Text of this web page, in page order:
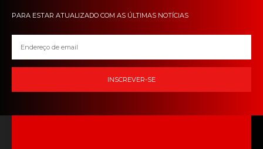
PARA ESTAR ATUALIZADO COM AS ÚLTIMAS NOTÍCIAS
INSCREVER-SE